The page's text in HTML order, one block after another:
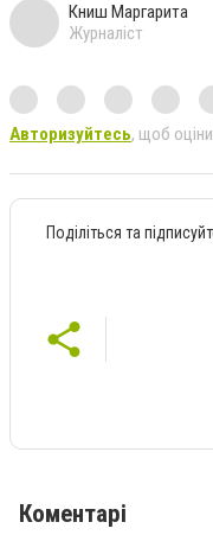
Книш Маргарита
Журналіст
Авторизуйтесь, щоб
Поділіться та
Коментарі